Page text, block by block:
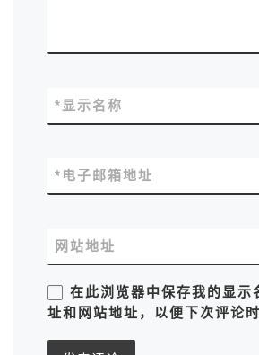
显示名称
*
电子邮箱地址
*
网站地址
在此浏览器中保存我的显示
址和网站地址，以便下次评论时